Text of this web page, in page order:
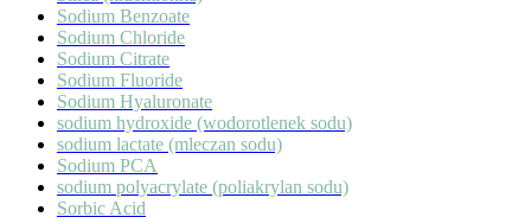
Sodium Benzoate
Sodium Chloride
Sodium Citrate
Sodium Fluoride
Sodium Hyaluronate
sodium hydroxide (wodorotlenek sodu)
sodium lactate (mleczan sodu)
Sodium PCA
sodium polyacrylate (poliakrylan sodu)
Sorbic Acid